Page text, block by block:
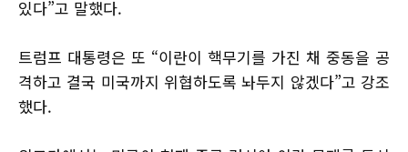
있다”고 말했다.
트럼프 대통령은 또 “이란이 핵무기를 가진 채 중동을 공
격하고 결국 미국까지 위협하도록 놔두지 않겠다”고 강조
했다.